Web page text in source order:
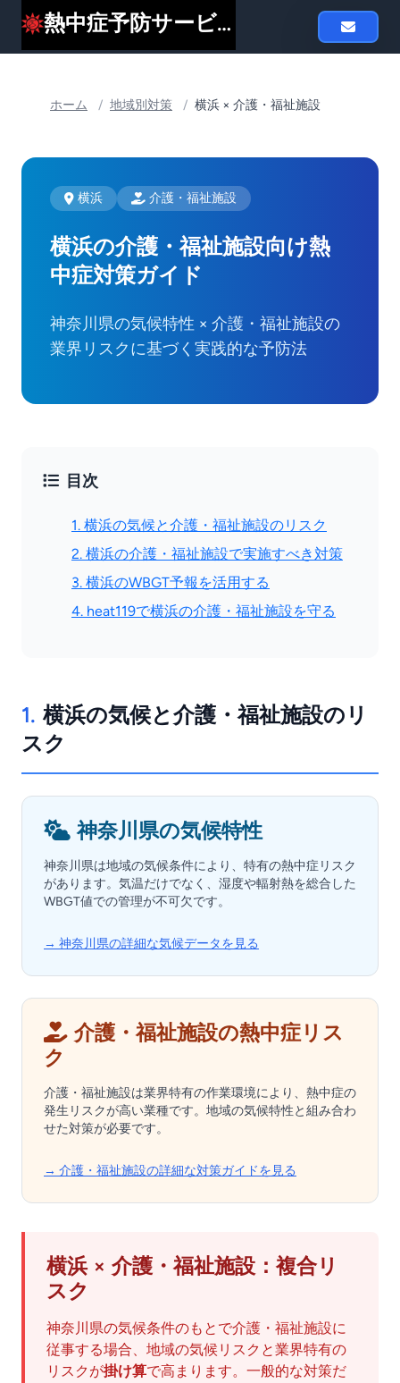
熱中症予防サービスheat119
ホーム / 地域別対策 / 横浜 × 介護・福祉施設
横浜 介護・福祉施設
横浜の介護・福祉施設向け熱
中症対策ガイド
神奈川県の気候特性 × 介護・福祉施設の
業界リスクに基づく実践的な予防法
目次
1. 横浜の気候と介護・福祉施設のリスク
2. 横浜の介護・福祉施設で実施すべき対策
3. 横浜のWBGT予報を活用する
4. heat119で横浜の介護・福祉施設を守る
1. 横浜の気候と介護・福祉施設のリ
スク
神奈川県の気候特性
神奈川県は地域の気候条件により、特有の熱中症リスク
があります。気温だけでなく、湿度や輻射熱を総合した
WBGT値での管理が不可欠です。
→ 神奈川県の詳細な気候データを見る
介護・福祉施設の熱中症リス
ク
介護・福祉施設は業界特有の作業環境により、熱中症の
発生リスクが高い業種です。地域の気候特性と組み合わ
せた対策が必要です。
→ 介護・福祉施設の詳細な対策ガイドを見る
横浜 × 介護・福祉施設：複合リ
スク
神奈川県の気候条件のもとで介護・福祉施設に
従事する場合、地域の気候リスクと業界特有の
リスクが掛け算で高まります。一般的な対策だ